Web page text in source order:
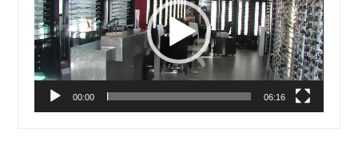
00:00 06:16